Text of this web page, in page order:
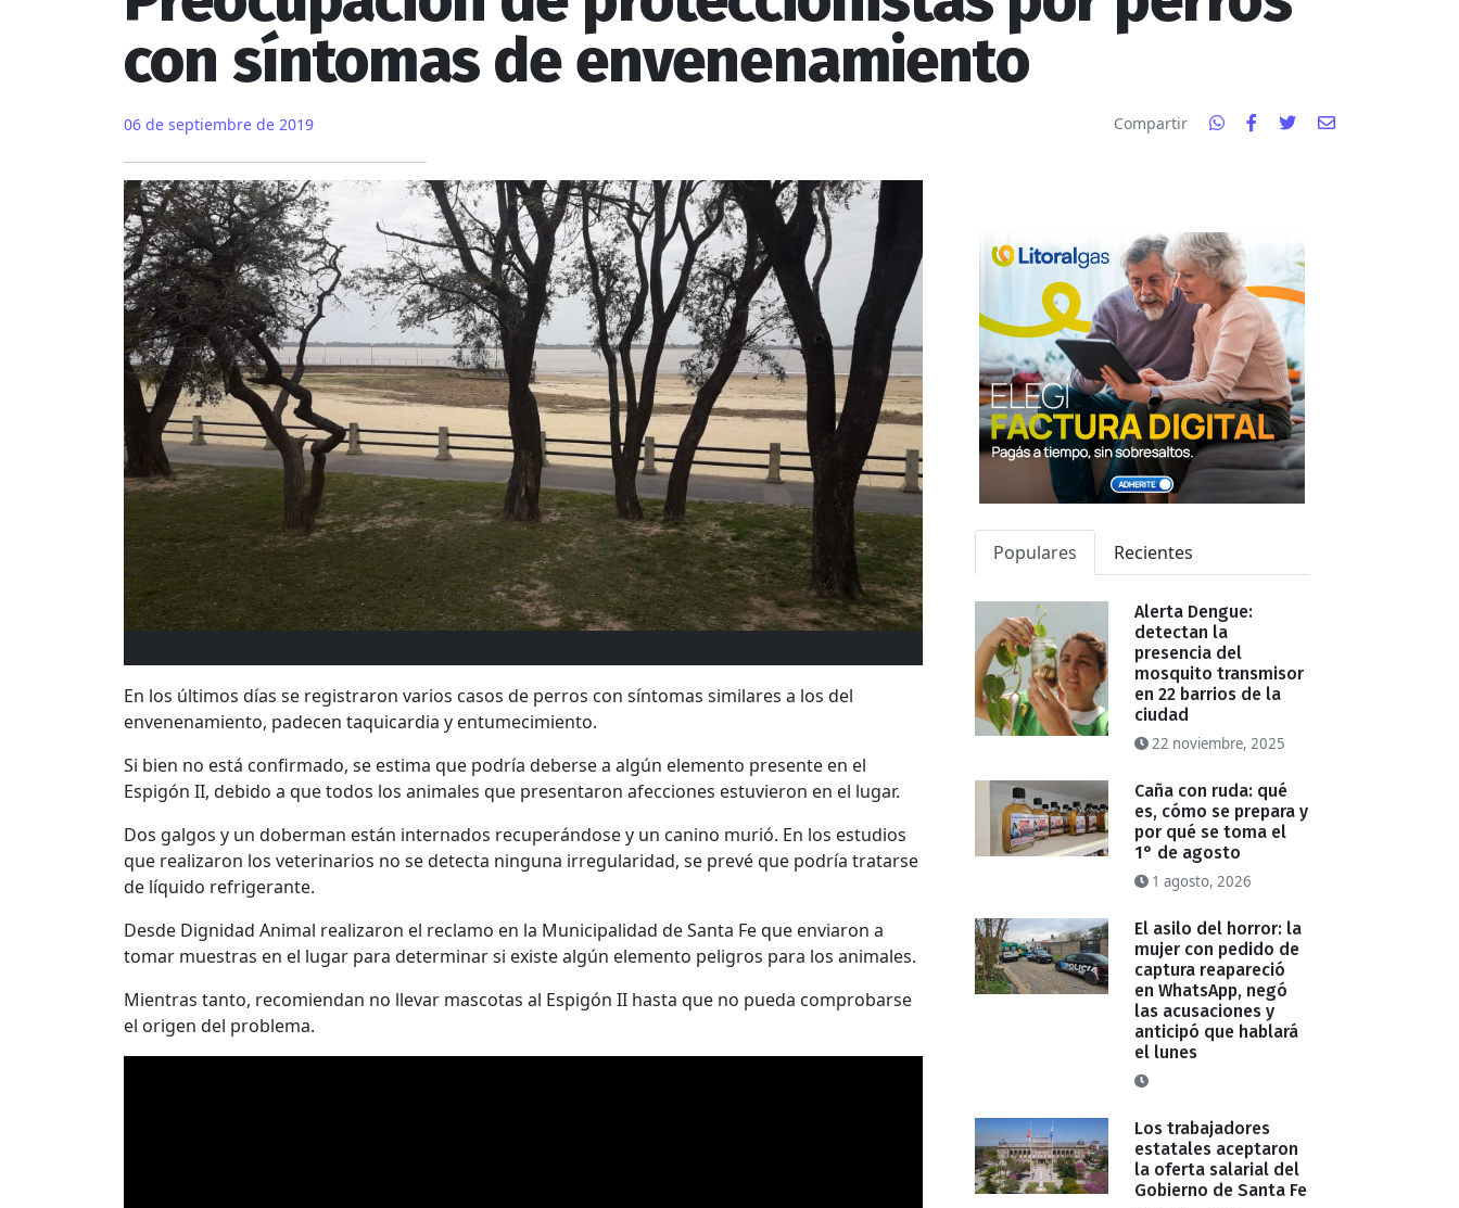
con síntomas de envenenamiento
06 de septiembre de 2019 Compartir
En los últimos días se registraron varios casos de perros con síntomas similares a los del
envenenamiento, padecen taquicardia y entumecimiento.
Si bien no está confirmado, se estima que podría deberse a algún elemento presente en el
Espigón II, debido a que todos los animales que presentaron afecciones estuvieron en el lugar.
Dos galgos y un doberman están internados recuperándose y un canino murió. En los estudios
que realizaron los veterinarios no se detecta ninguna irregularidad, se prevé que podría tratarse
de líquido refrigerante.
Desde Dignidad Animal realizaron el reclamo en la Municipalidad de Santa Fe que enviaron a
tomar muestras en el lugar para determinar si existe algún elemento peligros para los animales.
Mientras tanto, recomiendan no llevar mascotas al Espigón II hasta que no pueda comprobarse
el origen del problema.
Populares Recientes
Alerta Dengue:
detectan la
presencia del
mosquito transmisor
en 22 barrios de la
ciudad
22 noviembre, 2025
Caña con ruda: qué
es, cómo se prepara y
por qué se toma el
1° de agosto
1 agosto, 2026
El asilo del horror: la
mujer con pedido de
captura reapareció
en WhatsApp, negó
las acusaciones y
anticipó que hablará
el lunes
Los trabajadores
estatales aceptaron
la oferta salarial del
Gobierno de Santa Fe